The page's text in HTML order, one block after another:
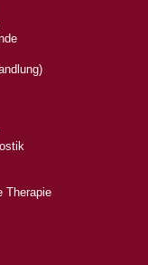
Therapie